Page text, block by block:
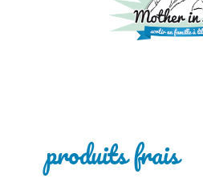
produits frais